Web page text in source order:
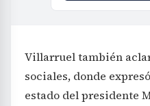
Villarruel también
sociales, donde
estado del presidente